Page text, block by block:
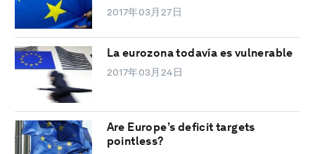
2017年03月27日
La eurozona todavía es vulnerable
2017年03月24日
Are Europe’s deficit targets
pointless?